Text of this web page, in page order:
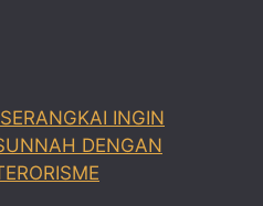
INGIN
DENGAN